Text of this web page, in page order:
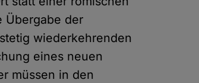
Übergabe der
wiederkehrenden
eines neuen
müssen in den